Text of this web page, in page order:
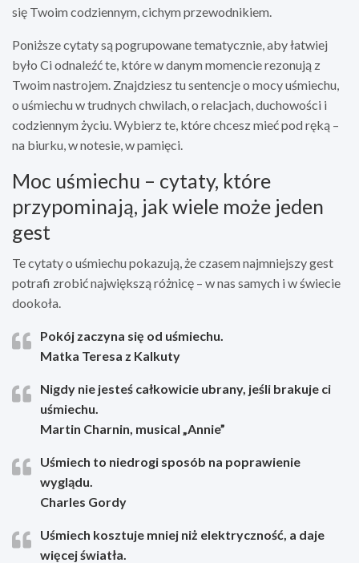
się Twoim codziennym, cichym przewodnikiem.
Poniższe cytaty są pogrupowane tematycznie, aby łatwiej
było Ci odnaleźć te, które w danym momencie rezonują z
Twoim nastrojem. Znajdziesz tu sentencje o mocy uśmiechu,
o uśmiechu w trudnych chwilach, o relacjach, duchowości i
codziennym życiu. Wybierz te, które chcesz mieć pod ręką –
na biurku, w notesie, w pamięci.
Moc uśmiechu – cytaty, które
przypominają, jak wiele może jeden
gest
Te cytaty o uśmiechu pokazują, że czasem najmniejszy gest
potrafi zrobić największą różnicę – w nas samych i w świecie
dookoła.
Pokój zaczyna się od uśmiechu.
Matka Teresa z Kalkuty
Nigdy nie jesteś całkowicie ubrany, jeśli brakuje ci
uśmiechu.
Martin Charnin, musical „Annie”
Uśmiech to niedrogi sposób na poprawienie
wyglądu.
Charles Gordy
Uśmiech kosztuje mniej niż elektryczność, a daje
więcej światła.